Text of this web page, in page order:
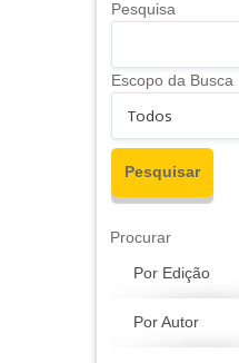
Pesquisa
Escopo da Busca
Procurar
Por Edição
Por Autor